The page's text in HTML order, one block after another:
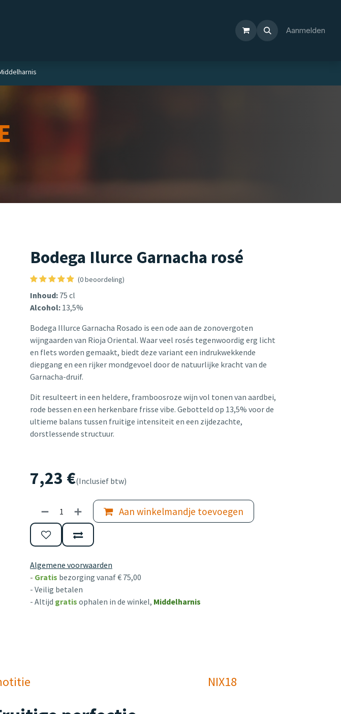
Aanmelden
Bodega Ilurce Garnacha rosé
(0 beoordeling)
Inhoud: 75 cl
Alcohol: 13,5%
Bodega Illurce Garnacha Rosado is een ode aan de zonovergoten
wijngaarden van Rioja Oriental. Waar veel rosés tegenwoordig erg licht
en flets worden gemaakt, biedt deze variant een indrukwekkende
diepgang en een rijker mondgevoel door de natuurlijke kracht van de
Garnacha-druif.
Dit resulteert in een heldere, framboosroze wijn vol tonen van aardbei,
rode bessen en een herkenbare frisse vibe. Gebotteld op 13,5% voor de
ultieme balans tussen fruitige intensiteit en een zijdezachte,
dorstlessende structuur.
7,23 €(Inclusief btw)
Aan winkelmandje toevoegen
Algemene voorwaarden
- Gratis bezorging vanaf € 75,00
- Veilig betalen
- Altijd gratis ophalen in de winkel, Middelharnis
NIX18